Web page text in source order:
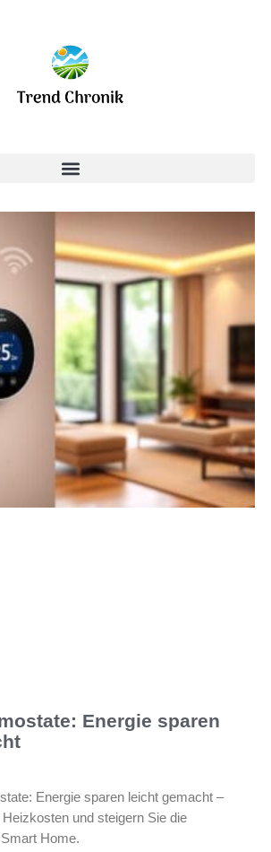
Energie sparen
Energie sparen leicht gemacht –
und steigern Sie die
Home.